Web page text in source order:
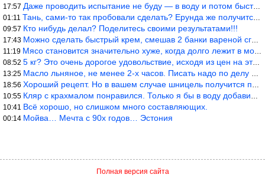
17:57 Даже проводить испытание не буду — в воду и потом быстро в раска
01:11 Тань, сами-то так пробовали сделать? Ерунда же получится. Нет, с
09:57 Кто нибудь делал? Поделитесь своими результатами!!!
17:43 Можно сделать быстрый крем, смешав 2 банки вареной сгущенки со с
11:19 Мясо становится значительно хуже, когда долго лежит в морозилке
08:52 5 кг? Это очень дорогое удовольствие, исходя из цен на эту ягоду
13:25 Масло льняное, не менее 2-х часов. Писать надо по делу и подробн
18:56 Хороший рецепт. Но в вашем случае шницель получится парено-варен
10:55 Кляр с крахмалом понравился. Только я бы в воду добавил бы молок
10:41 Всё хорошо, но слишком много составляющих.
00:14 Мойва… Мечта с 90х годов… Эстония
Полная версия сайта